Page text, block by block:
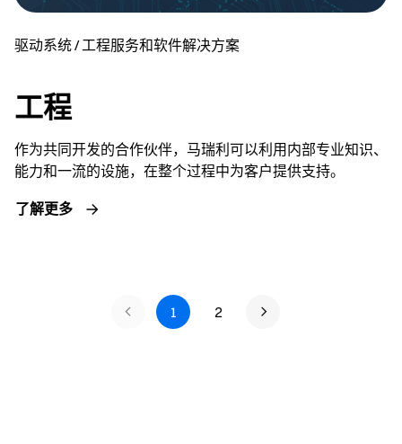
驱动系统 / 工程服务和软件解决方案
工程
作为共同开发的合作伙伴，马瑞利可以利用内部专业知识、
能力和一流的设施，在整个过程中为客户提供支持。
了解更多
1 2